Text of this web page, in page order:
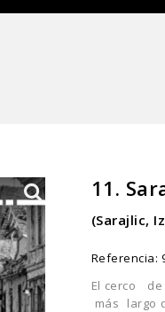
11.
(Sarajlic,
Referencia:
El cerco
más largo